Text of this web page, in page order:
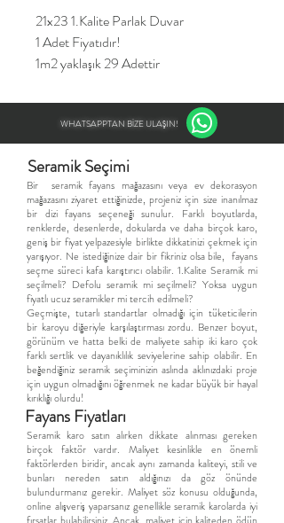
21x23 1.Kalite Parlak Duvar
1 Adet Fiyatıdır!
1m2 yaklaşık 29 Adettir
WHATSAPPTAN BİZE ULAŞIN!
Seramik Seçimi
​Bir seramik fayans mağazasını veya ev dekorasyon
mağazasını ziyaret ettiğinizde, projeniz için size inanılmaz
bir dizi fayans seçeneği sunulur. Farklı boyutlarda,
renklerde, desenlerde, dokularda ve daha birçok karo,
geniş bir fiyat yelpazesiyle birlikte dikkatinizi çekmek için
yarışıyor. Ne istediğinize dair bir fikriniz olsa bile, fayans
seçme süreci kafa karıştırıcı olabilir. 1.Kalite Seramik mi
seçilmeli? Defolu seramik mi seçilmeli? Yoksa uygun
fiyatlı ucuz seramikler mi tercih edilmeli?
Geçmişte, tutarlı standartlar olmadığı için tüketicilerin
bir karoyu diğeriyle karşılaştırması zordu. Benzer boyut,
görünüm ve hatta belki de maliyete sahip iki karo çok
farklı sertlik ve dayanıklılık seviyelerine sahip olabilir. En
beğendiğiniz seramik seçiminizin aslında aklınızdaki proje
için uygun olmadığını öğrenmek ne kadar büyük bir hayal
kırıklığı olurdu!
Fayans Fiyatları
Seramik karo satın alırken dikkate alınması gereken
birçok faktör vardır. Maliyet kesinlikle en önemli
faktörlerden biridir, ancak aynı zamanda kaliteyi, stili ve
bunları nereden satın aldığınızı da göz önünde
bulundurmanız gerekir. Maliyet söz konusu olduğunda,
online alışveriş yaparsanız genellikle seramik karolarda iyi